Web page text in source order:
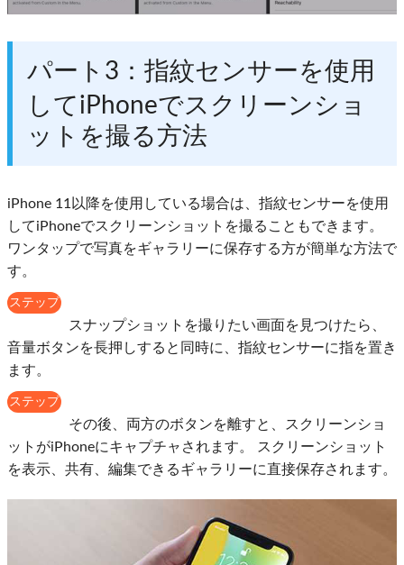
パート3：指紋センサーを使用
してiPhoneでスクリーンショ
ットを撮る方法
iPhone 11以降を使用している場合は、指紋センサーを使用
してiPhoneでスクリーンショットを撮ることもできます。
ワンタップで写真をギャラリーに保存する方が簡単な方法で
す。
ステップ
スナップショットを撮りたい画面を見つけたら、
音量ボタンを長押しすると同時に、指紋センサーに指を置き
ます。
ステップ
その後、両方のボタンを離すと、スクリーンショ
ットがiPhoneにキャプチャされます。 スクリーンショット
を表示、共有、編集できるギャラリーに直接保存されます。